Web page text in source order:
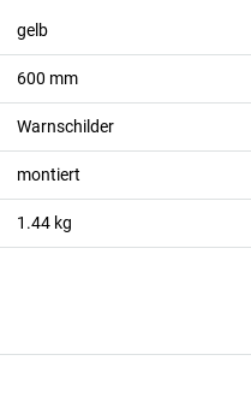
gelb
600 mm
Warnschilder
montiert
1.44 kg